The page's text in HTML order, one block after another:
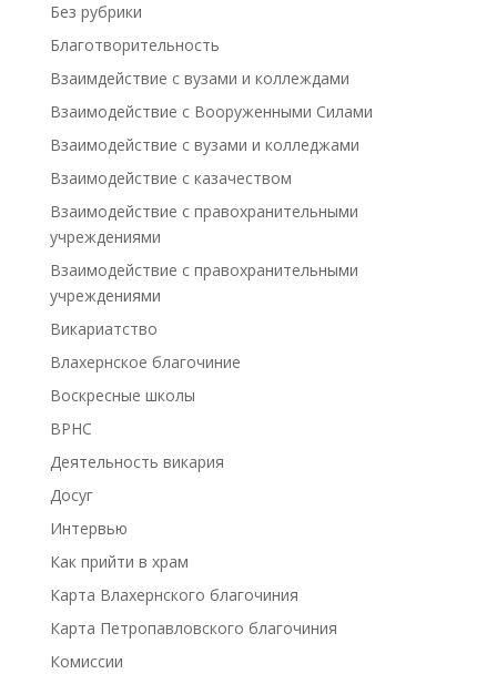
Без рубрики
Благотворительность
Взаимдействие с вузами и коллеждами
Взаимодействие с Вооруженными Силами
Взаимодействие с вузами и колледжами
Взаимодействие с казачеством
Взаимодействие с правохранительными
учреждениями
Взаимодействие с правохранительными
учреждениями
Викариатство
Влахернское благочиние
Воскресные школы
ВРНС
Деятельность викария
Досуг
Интервью
Как прийти в храм
Карта Влахернского благочиния
Карта Петропавловского благочиния
Комиссии